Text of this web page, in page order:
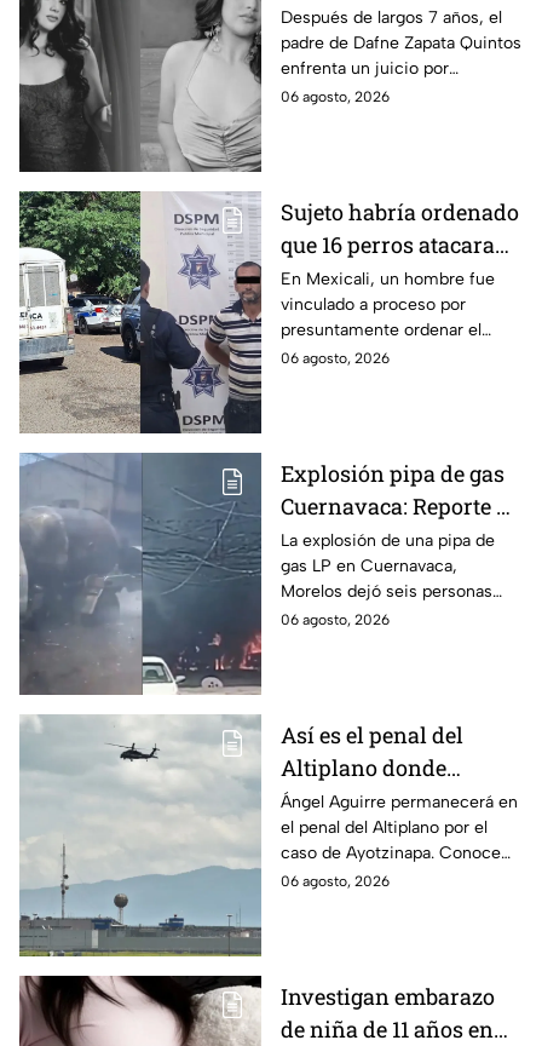
por presunto abuso
cometido en 2019 en
Tamaulipas
Después de largos 7 años, el
padre de Dafne Zapata Quintos
enfrenta un juicio por
presuntamente abusar de la
06 agosto, 2026
Sujeto habría ordenado
que 16 perros atacaran
a su hermana con
discapacidad en
Mexicali, BC
En Mexicali, un hombre fue
vinculado a proceso por
presuntamente ordenar el
ataque de 16 perros contra su
06 agosto, 2026
Explosión pipa de gas
Cuernavaca: Reporte de
víctimas tras estallido
en Morelos
La explosión de una pipa de
gas LP en Cuernavaca,
Morelos dejó seis personas
hospitalizadas. IMSS informó
06 agosto, 2026
Así es el penal del
Altiplano donde
permanecerá Ángel
Aguirre por caso
Ayotzinapa
Ángel Aguirre permanecerá en
el penal del Altiplano por el
caso de Ayotzinapa. Conoce
dónde está, cómo es esta
06 agosto, 2026
Investigan embarazo
de niña de 11 años en